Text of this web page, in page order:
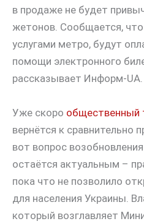
в продаже не будет
жетонов. Сообщается,
услугами метро, будут
помощи электронного
рассказывает Информ-UA.
Уже скоро общественный
вернётся к сравнительно
вот вопрос
остаётся актуальным –
пока что не позволило
для населения Украины.
который возглавляет